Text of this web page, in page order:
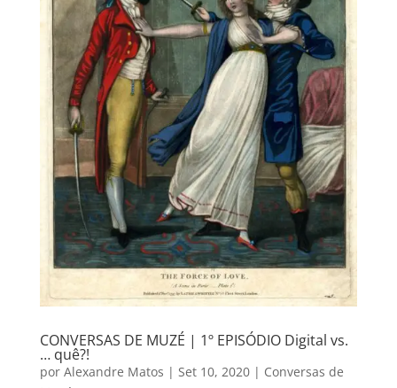
CONVERSAS DE MUZÉ | 1º EPISÓDIO Digital vs.
… quê?!
por Alexandre Matos | Set 10, 2020| Conversas de